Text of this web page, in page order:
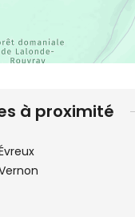
à proximité